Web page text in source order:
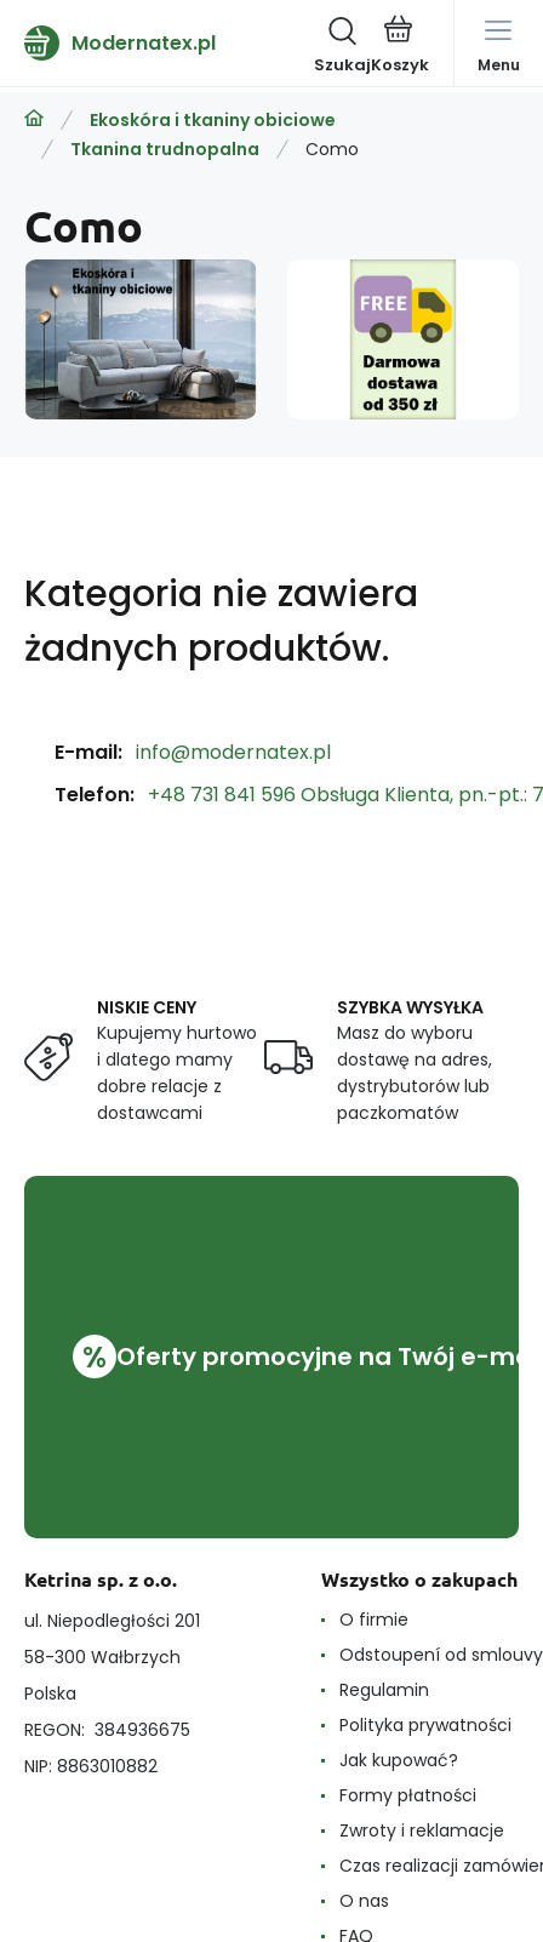
Modernatex.pl
Szukaj Menu
Ekoskóra i tkaniny obiciowe
Tkanina trudnopalna
Como
Como
Kategoria nie zawiera
żadnych produktów.
E-mail: info@modernatex.pl
Telefon: +48 731 841 596 Obsługa Klienta, pn.-pt.:
NISKIE CENY
Kupujemy hurtowo
i dlatego mamy
dobre relacje z
dostawcami
SZYBKA WYSYŁKA
Masz do wyboru
dostawę na adres,
dystrybutorów lub
paczkomatów
% Oferty promocyjne na Twój e-mail
Ketrina sp. z o.o.
ul. Niepodległości 201
58-300 Wałbrzych
Polska
REGON: 384936675
NIP: 8863010882
Wszystko o zakupach
O firmie
Odstoupení od smlouvy
Regulamin
Polityka prywatności
Jak kupować?
Formy płatności
Zwroty i reklamacje
Czas realizacji
O nas
FAQ